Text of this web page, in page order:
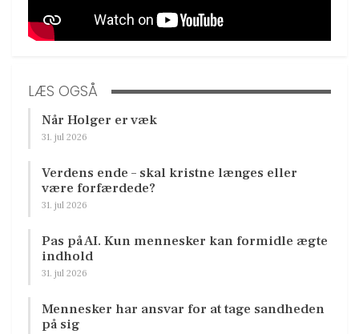
LÆS OGSÅ
Når Holger er væk
31. jul 2026
Verdens ende – skal kristne længes eller
være forfærdede?
31. jul 2026
Pas på AI. Kun mennesker kan formidle ægte
indhold
31. jul 2026
Mennesker har ansvar for at tage sandheden
på sig